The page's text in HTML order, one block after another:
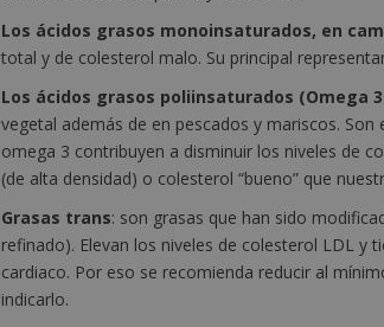
Los ácidos grasos monoinsaturados, en
total y de colesterol malo. Su principal
Los ácidos grasos poliinsaturados (Omega
vegetal además de en pescados y mariscos.
omega 3 contribuyen a disminuir los niveles de
(de alta densidad) o colesterol “bueno” que
Grasas trans: son grasas que han sido
refinado). Elevan los niveles de colesterol LDL y
cardiaco. Por eso se recomienda reducir al
indicarlo.